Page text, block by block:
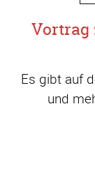
Vortrag
Es gibt auf
und